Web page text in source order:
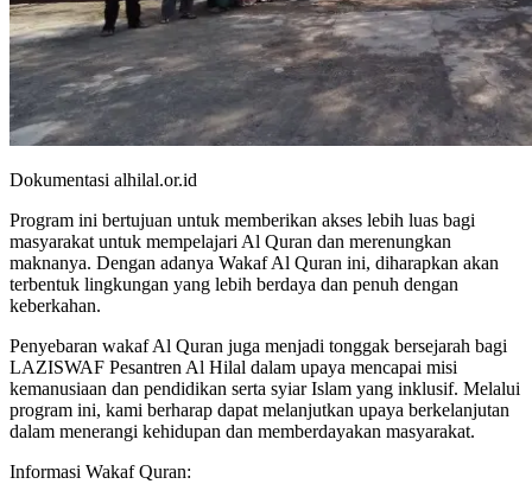
Dokumentasi alhilal.or.id
Program ini bertujuan untuk memberikan akses lebih luas bagi
masyarakat untuk mempelajari Al Quran dan merenungkan
maknanya. Dengan adanya Wakaf Al Quran ini, diharapkan akan
terbentuk lingkungan yang lebih berdaya dan penuh dengan
keberkahan.
Penyebaran wakaf Al Quran juga menjadi tonggak bersejarah bagi
LAZISWAF Pesantren Al Hilal dalam upaya mencapai misi
kemanusiaan dan pendidikan serta syiar Islam yang inklusif. Melalui
program ini, kami berharap dapat melanjutkan upaya berkelanjutan
dalam menerangi kehidupan dan memberdayakan masyarakat.
Informasi Wakaf Quran: